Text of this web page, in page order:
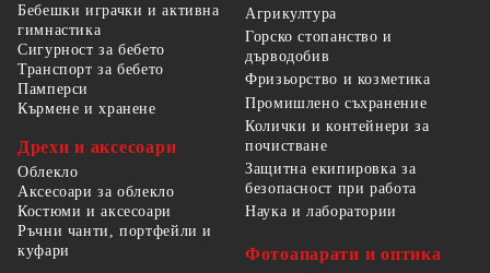
Бебешки играчки и активна
гимнастика
Сигурност за бебето
Транспорт за бебето
Памперси
Кърмене и хранене
Дрехи и аксесоари
Облекло
Аксесоари за облекло
Костюми и аксесоари
Ръчни чанти, портфейли и
куфари
Агрикултура
Горско стопанство и
дърводобив
Фризьорство и козметика
Промишлено съхранение
Колички и контейнери за
почистване
Защитна екипировка за
безопасност при работа
Наука и лаборатории
Фотоапарати и оптика